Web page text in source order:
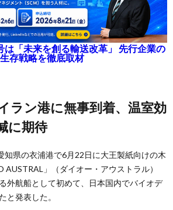
は「未来を創る輸送改革」 先行企業の
生存戦略を徹底取材
に期待
知県の衣浦港で6月22日に大王製紙向けの木
」（ダイオー・アウストラル）
外航船として初めて、日本国内でバイオデ
と発表した。